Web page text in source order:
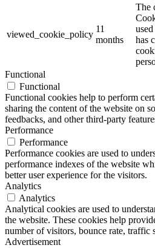
viewed_cookie_policy
11
months
The
has
Functional
Functional
Functional cookies help to perform
sharing the content of the website on
feedbacks, and other third-party
Performance
Performance
Performance cookies are used to
performance indexes of the website
better user experience for the visitors.
Analytics
Analytics
Analytical cookies are used to
the website. These cookies help
number of visitors, bounce rate, traffic
Advertisement